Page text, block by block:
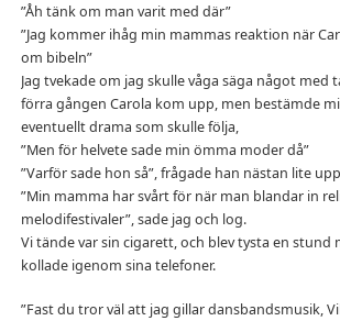
”Åh tänk om man varit med där”
”Jag kommer ihåg min mammas reaktion när
om bibeln”
Jag tvekade om jag skulle våga säga något med
förra gången Carola kom upp, men bestämde
eventuellt drama som skulle följa,
”Men för helvete sade min ömma moder då”
”Varför sade hon så”, frågade han nästan lite
”Min mamma har svårt för när man blandar in
melodifestivaler”, sade jag och log.
Vi tände var sin cigarett, och blev tysta en stund
kollade igenom sina telefoner.
”Fast du tror väl att jag gillar dansbandsmusik,